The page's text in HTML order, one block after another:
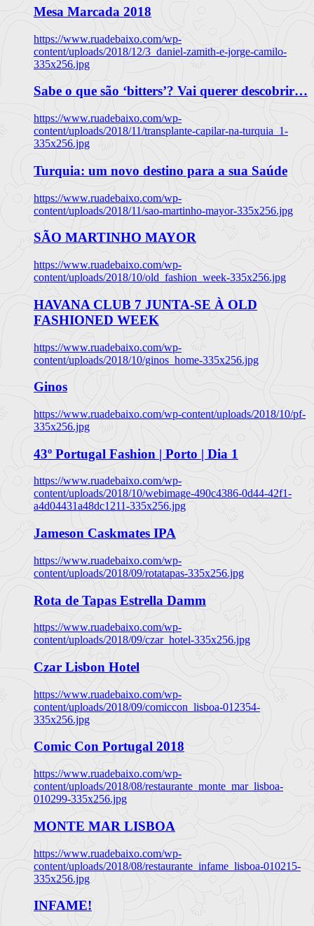
Mesa Marcada 2018
https://www.ruadebaixo.com/wp-
content/uploads/2018/12/3_daniel-zamith-e-jorge-camilo-
335x256.jpg
Sabe o que são ‘bitters’? Vai querer descobrir…
https://www.ruadebaixo.com/wp-
content/uploads/2018/11/transplante-capilar-na-turquia_1-
335x256.jpg
Turquia: um novo destino para a sua Saúde
https://www.ruadebaixo.com/wp-
content/uploads/2018/11/sao-martinho-mayor-335x256.jpg
SÃO MARTINHO MAYOR
https://www.ruadebaixo.com/wp-
content/uploads/2018/10/old_fashion_week-335x256.jpg
HAVANA CLUB 7 JUNTA-SE À OLD
FASHIONED WEEK
https://www.ruadebaixo.com/wp-
content/uploads/2018/10/ginos_home-335x256.jpg
Ginos
https://www.ruadebaixo.com/wp-content/uploads/2018/10/pf-
335x256.jpg
43º Portugal Fashion | Porto | Dia 1
https://www.ruadebaixo.com/wp-
content/uploads/2018/10/webimage-490c4386-0d44-42f1-
a4d04431a48dc1211-335x256.jpg
Jameson Caskmates IPA
https://www.ruadebaixo.com/wp-
content/uploads/2018/09/rotatapas-335x256.jpg
Rota de Tapas Estrella Damm
https://www.ruadebaixo.com/wp-
content/uploads/2018/09/czar_hotel-335x256.jpg
Czar Lisbon Hotel
https://www.ruadebaixo.com/wp-
content/uploads/2018/09/comiccon_lisboa-012354-
335x256.jpg
Comic Con Portugal 2018
https://www.ruadebaixo.com/wp-
content/uploads/2018/08/restaurante_monte_mar_lisboa-
010299-335x256.jpg
MONTE MAR LISBOA
https://www.ruadebaixo.com/wp-
content/uploads/2018/08/restaurante_infame_lisboa-010215-
335x256.jpg
INFAME!